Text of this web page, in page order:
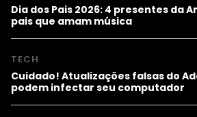
Dia dos Pais 2026: 4 presentes da
pais que amam música
TECH
Cuidado! Atualizações falsas do
podem infectar seu computador